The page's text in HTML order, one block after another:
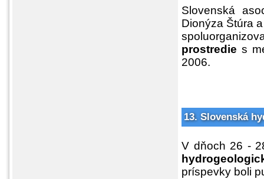
Slovenská
Dionýza Štúra
prostredie s
2006.
13. Slovenská
V dňoch 26 -
príspevky boli